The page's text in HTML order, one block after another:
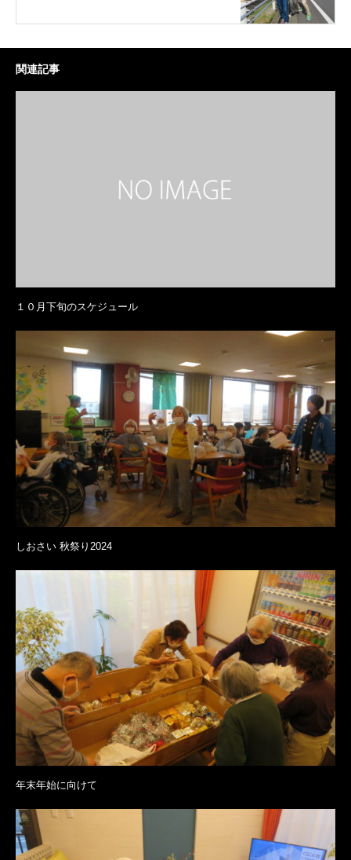
関連記事
１０月下旬のスケジュール
しおさい 秋祭り2024
年末年始に向けて